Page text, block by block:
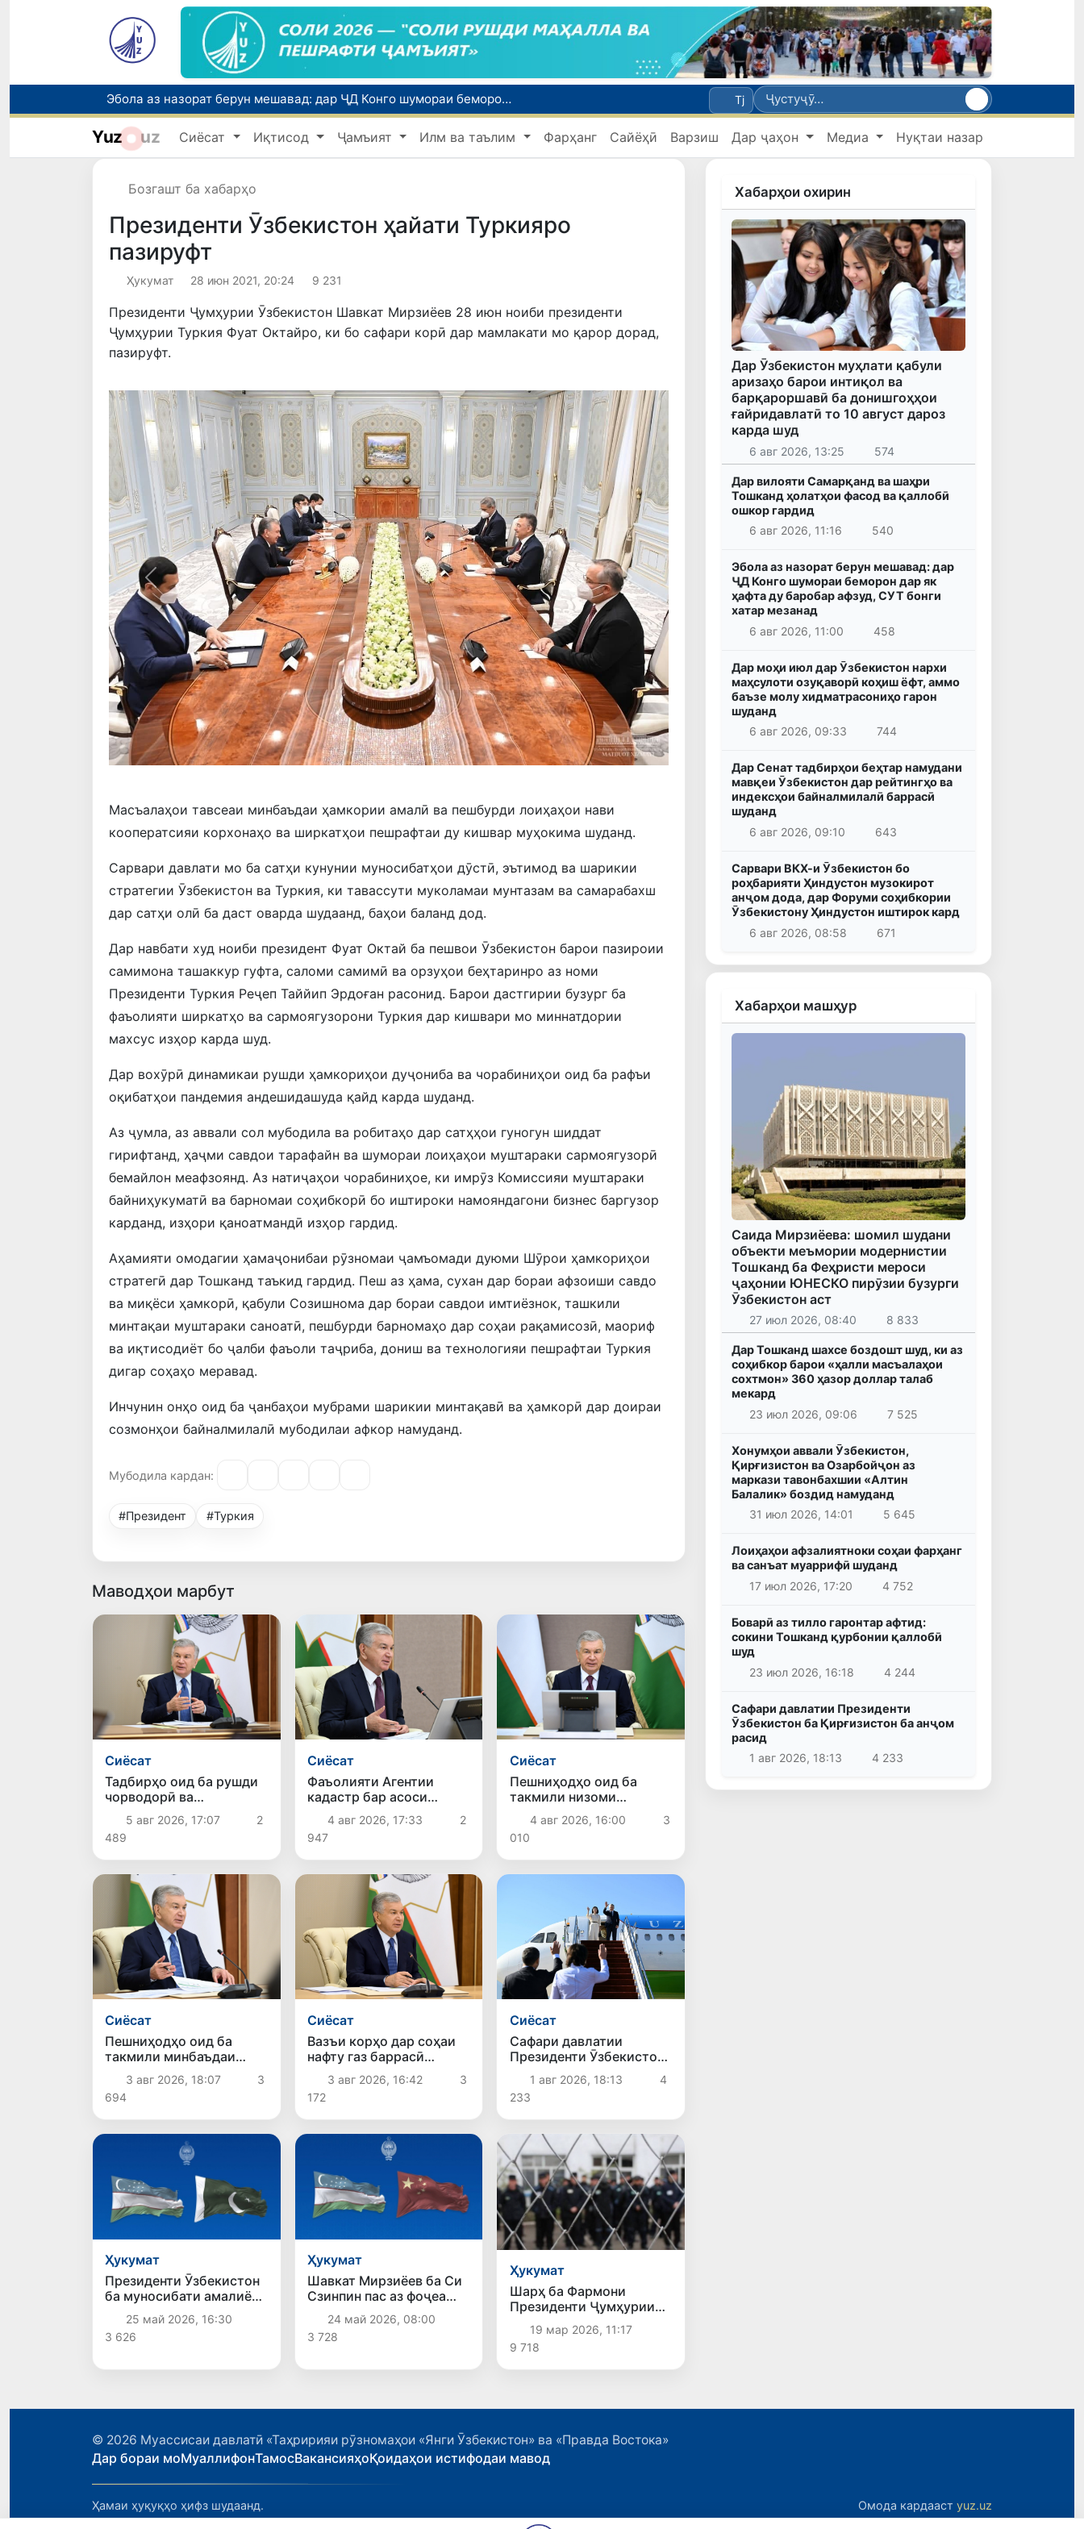
Эбола аз назорат берун мешавад: дар ҶД Конго шумораи беморон дар як ҳафта ду баробар афзуд, СУТ бонги хатар мезанад
Дар моҳи июл дар Ӯзбекистон нархи маҳсулоти озуқаворӣ коҳиш ёфт, аммо баъзе молу хидматрасониҳо гарон шуданд
Tj
Yuz uz Сиёсат Иқтисод Ҷамъият Илм ва таълим Фарҳанг Сайёҳӣ Варзиш Дар ҷаҳон Медиа Нуқтаи назар
Бозгашт ба хабарҳо
Президенти Ӯзбекистон ҳайати Туркияро
пазируфт
Ҳукумат 28 июн 2021, 20:24 9 231
Президенти Ҷумҳурии Ӯзбекистон Шавкат Мирзиёев 28 июн ноиби президенти
Ҷумҳурии Туркия Фуат Октайро, ки бо сафари корӣ дар мамлакати мо қарор дорад,
пазируфт.
Қаблӣ Навбатӣ
Масъалаҳои тавсеаи минбаъдаи ҳамкории амалӣ ва пешбурди лоиҳаҳои нави
кооператсияи корхонаҳо ва ширкатҳои пешрафтаи ду кишвар муҳокима шуданд.
Сарвари давлати мо ба сатҳи кунунии муносибатҳои дӯстӣ, эътимод ва шарикии
стратегии Ӯзбекистон ва Туркия, ки тавассути муколамаи мунтазам ва самарабахш
дар сатҳи олӣ ба даст оварда шудаанд, баҳои баланд дод.
Дар навбати худ ноиби президент Фуат Октай ба пешвои Ӯзбекистон барои пазироии
самимона ташаккур гуфта, саломи самимӣ ва орзуҳои беҳтаринро аз номи
Президенти Туркия Реҷеп Таййип Эрдоған расонид. Барои дастгирии бузург ба
фаъолияти ширкатҳо ва сармоягузорони Туркия дар кишвари мо миннатдории
махсус изҳор карда шуд.
Дар вохӯрӣ динамикаи рушди ҳамкориҳои дуҷониба ва чорабиниҳои оид ба рафъи
оқибатҳои пандемия андешидашуда қайд карда шуданд.
Аз ҷумла, аз аввали сол мубодила ва робитаҳо дар сатҳҳои гуногун шиддат
гирифтанд, ҳаҷми савдои тарафайн ва шумораи лоиҳаҳои муштараки сармоягузорӣ
бемайлон меафзоянд. Аз натиҷаҳои чорабиниҳое, ки имрӯз Комиссияи муштараки
байниҳукуматӣ ва барномаи соҳибкорӣ бо иштироки намояндагони бизнес баргузор
карданд, изҳори қаноатмандӣ изҳор гардид.
Аҳамияти омодагии ҳамаҷонибаи рӯзномаи ҷамъомади дуюми Шӯрои ҳамкориҳои
стратегӣ дар Тошканд таъкид гардид. Пеш аз ҳама, сухан дар бораи афзоиши савдо
ва миқёси ҳамкорӣ, қабули Созишнома дар бораи савдои имтиёзнок, ташкили
минтақаи муштараки саноатӣ, пешбурди барномаҳо дар соҳаи рақамисозӣ, маориф
ва иқтисодиёт бо ҷалби фаъоли таҷриба, дониш ва технологияи пешрафтаи Туркия
дигар соҳаҳо меравад.
Инчунин онҳо оид ба ҷанбаҳои мубрами шарикии минтақавӣ ва ҳамкорӣ дар доираи
созмонҳои байналмилалӣ мубодилаи афкор намуданд.
Мубодила кардан:
#Президент #Туркия
Маводҳои марбут
Сиёсат
Тадбирҳо оид ба рушди
чорводорӣ ва
паррандапарварӣ
баррасӣ шуданд
5 авг 2026, 17:07
2
489
Сиёсат
Фаъолияти Агентии
кадастр бар асоси
равишҳои нав ташкил
карда мешавад
4 авг 2026, 17:33
2
947
Сиёсат
Пешниҳодҳо оид ба
такмили низоми
пардохти музди меҳнати
хидматчиёни давлатӣ
баррасӣ шуданд
4 авг 2026, 16:00
3
010
Сиёсат
Пешниҳодҳо оид ба
такмили минбаъдаи
низоми ҳифзи иҷтимоӣ
баррасӣ гардиданд
3 авг 2026, 18:07
3
694
Сиёсат
Вазъи корҳо дар соҳаи
нафту газ баррасӣ
шуданд
3 авг 2026, 16:42
3
172
Сиёсат
Сафари давлатии
Президенти Ӯзбекистон
ба Қирғизистон ба
анҷом расид
1 авг 2026, 18:13
4
233
Ҳукумат
Президенти Ӯзбекистон
ба муносибати амалиёти
террористӣ дар Кветта
ҳамдардӣ ирсол кард
25 май 2026, 16:30
3 626
Ҳукумат
Шавкат Мирзиёев ба Си
Сзинпин пас аз фоҷеа
дар кони ангишти Чин
изҳори ҳамдардӣ кард
24 май 2026, 08:00
3 728
Ҳукумат
Шарҳ ба Фармони
Президенти Ҷумҳурии
Ӯзбекистон «Дар бораи
афви гурӯҳи шахсоне, ки
ҷазо адо мекунанд ва аз
кирдори худ самимона
гузаштаанд»
19 мар 2026, 11:17
9 718
Хабарҳои охирин
Дар Ӯзбекистон муҳлати қабули
аризаҳо барои интиқол ва
барқароршавӣ ба донишгоҳҳои
ғайридавлатӣ то 10 август дароз
карда шуд
6 авг 2026, 13:25 574
Дар вилояти Самарқанд ва шаҳри
Тошканд ҳолатҳои фасод ва қаллобӣ
ошкор гардид
6 авг 2026, 11:16
540
Эбола аз назорат берун мешавад: дар
ҶД Конго шумораи беморон дар як
ҳафта ду баробар афзуд, СУТ бонги
хатар мезанад
6 авг 2026, 11:00
458
Дар моҳи июл дар Ӯзбекистон нархи
маҳсулоти озуқаворӣ коҳиш ёфт, аммо
баъзе молу хидматрасониҳо гарон
шуданд
6 авг 2026, 09:33
744
Дар Сенат тадбирҳои беҳтар намудани
мавқеи Ӯзбекистон дар рейтингҳо ва
индексҳои байналмилалӣ баррасӣ
шуданд
6 авг 2026, 09:10
643
Сарвари ВКХ-и Ӯзбекистон бо
роҳбарияти Ҳиндустон музокирот
анҷом дода, дар Форуми соҳибкории
Ӯзбекистону Ҳиндустон иштирок кард
6 авг 2026, 08:58
671
Хабарҳои машҳур
Саида Мирзиёева: шомил шудани
объекти меъмории модернистии
Тошканд ба Феҳристи мероси
ҷаҳонии ЮНЕСКО пирӯзии бузурги
Ӯзбекистон аст
27 июл 2026, 08:40 8 833
Дар Тошканд шахсе боздошт шуд, ки аз
соҳибкор барои «ҳалли масъалаҳои
сохтмон» 360 ҳазор доллар талаб
мекард
23 июл 2026, 09:06
7 525
Хонумҳои аввали Ӯзбекистон,
Қирғизистон ва Озарбойҷон аз
маркази тавонбахшии «Алтин
Балалик» боздид намуданд
31 июл 2026, 14:01
5 645
Лоиҳаҳои афзалиятноки соҳаи фарҳанг
ва санъат муаррифӣ шуданд
17 июл 2026, 17:20
4 752
Боварӣ аз тилло гаронтар афтид:
сокини Тошканд қурбонии қаллобӣ
шуд
23 июл 2026, 16:18
4 244
Сафари давлатии Президенти
Ӯзбекистон ба Қирғизистон ба анҷом
расид
1 авг 2026, 18:13
4 233
© 2026 Муассисаи давлатӣ «Таҳририяи рӯзномаҳои «Янги Ӯзбекистон» ва «Правда Востока»
Дар бораи моМуаллифонТамосВакансияҳоҚоидаҳои истифодаи мавод
Ҳамаи ҳуқуқҳо ҳифз шудаанд. Омода кардааст yuz.uz